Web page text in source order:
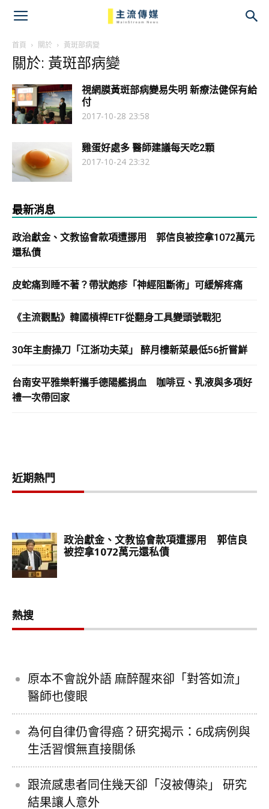
首頁 關於 黃斑部病變
關於: 黃斑部病變
視網膜黃斑部病變易失明 新療法健保有給
付
2017-10-28 23:58
雞蛋好處多 醫師建議每天吃2顆
2017-10-24 23:32
最新消息
政治獻金、文教協會款項遭挪用 郭信良被控拿1072萬元
還私債
皮蛇痛到睡不著？帶狀皰疹「神經阻斷術」可緩解疼痛
《主流觀點》韓國槓桿ETF從翻身工具變頭號戰犯
30年主廚操刀「江浙功夫菜」 醉月樓新菜最低56折嘗鮮
台南安平雅樂軒攜手德陽艦捐血 咖啡豆、乳液與多項好
禮一次帶回家
近期熱門
熱搜
原本不會說外語 麻醉醒來卻「對答如流」
醫師也傻眼
為何自律仍會得癌？研究揭示：6成病例與
生活習慣無直接關係
跟流感患者同住幾天卻「沒被傳染」 研究
結果讓人意外